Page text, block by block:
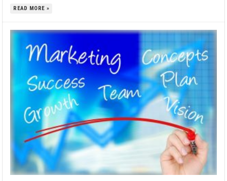
READ MORE »